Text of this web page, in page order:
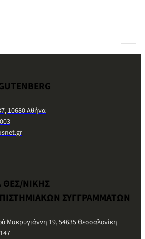
10680 Αθήνα
ΝΙΚΗΣ
ΣΥΓΓΡΑΜΜΑΤΩΝ
Μακρυγιάννη 19, 54635 Θεσσαλονίκη